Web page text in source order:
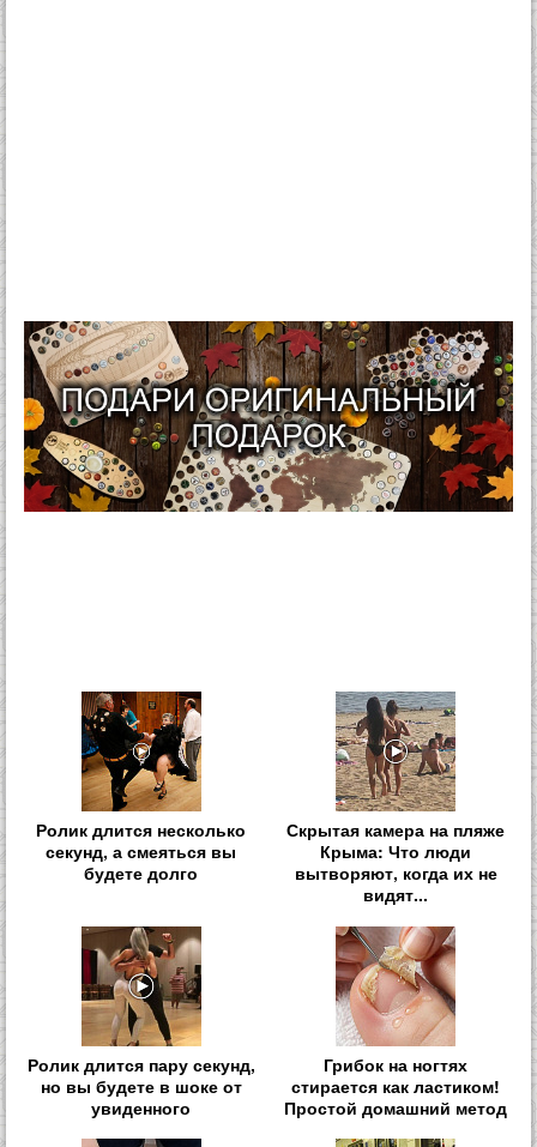
Ролик длится несколько
секунд, а смеяться вы
будете долго
Скрытая камера на пляже
Крыма: Что люди
вытворяют, когда их не
видят...
Ролик длится пару секунд,
но вы будете в шоке от
увиденного
Грибок на ногтях
стирается как ластиком!
Простой домашний метод